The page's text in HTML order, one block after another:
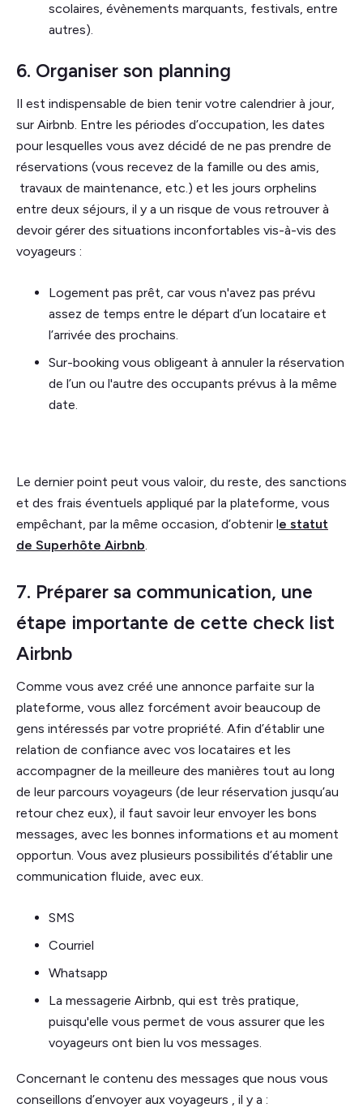
scolaires, évènements marquants, festivals, entre
autres).
6. Organiser son planning
Il est indispensable de bien tenir votre calendrier à jour,
sur Airbnb. Entre les périodes d’occupation, les dates
pour lesquelles vous avez décidé de ne pas prendre de
réservations (vous recevez de la famille ou des amis,
travaux de maintenance, etc.) et les jours orphelins
entre deux séjours, il y a un risque de vous retrouver à
devoir gérer des situations inconfortables vis-à-vis des
voyageurs :
Logement pas prêt, car vous n'avez pas prévu
assez de temps entre le départ d’un locataire et
l’arrivée des prochains.
Sur-booking vous obligeant à annuler la réservation
de l’un ou l'autre des occupants prévus à la même
date.
Le dernier point peut vous valoir, du reste, des sanctions
et des frais éventuels appliqué par la plateforme, vous
empêchant, par la même occasion, d’obtenir le statut
de Superhôte Airbnb
7. Préparer sa communication, une
étape importante de cette check list
Airbnb
Comme vous avez créé une annonce parfaite sur la
plateforme, vous allez forcément avoir beaucoup de
gens intéressés par votre propriété. Afin d’établir une
relation de confiance avec vos locataires et les
accompagner de la meilleure des manières tout au long
de leur parcours voyageurs (de leur réservation jusqu’au
retour chez eux), il faut savoir leur envoyer les bons
messages, avec les bonnes informations et au moment
opportun. Vous avez plusieurs possibilités d’établir une
communication fluide, avec eux.
SMS
Courriel
Whatsapp
La messagerie Airbnb, qui est très pratique,
puisqu'elle vous permet de vous assurer que les
voyageurs ont bien lu vos messages.
Concernant le contenu des messages que nous vous
conseillons d’envoyer aux voyageurs , il y a :